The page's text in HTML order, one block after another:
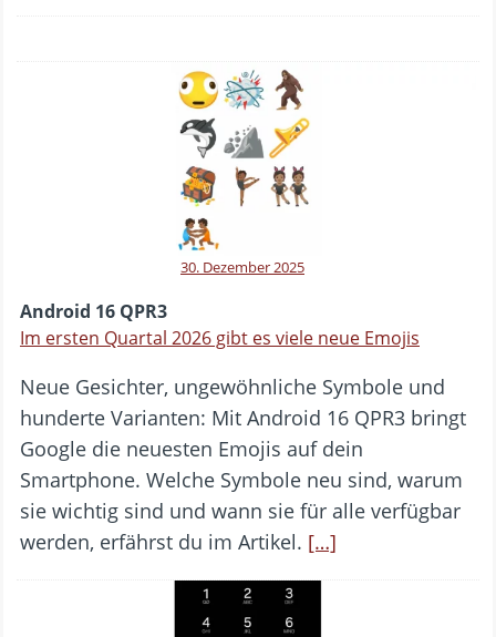
30. Dezember 2025
Android 16 QPR3
Im ersten Quartal 2026 gibt es viele neue Emojis
Neue Gesichter, ungewöhnliche Symbole und
hunderte Varianten: Mit Android 16 QPR3 bringt
Google die neuesten Emojis auf dein
Smartphone. Welche Symbole neu sind, warum
sie wichtig sind und wann sie für alle verfügbar
werden, erfährst du im Artikel. […]